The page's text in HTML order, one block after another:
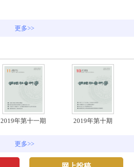
更多>>
2019年第十一期 2019年第十期
更多>>